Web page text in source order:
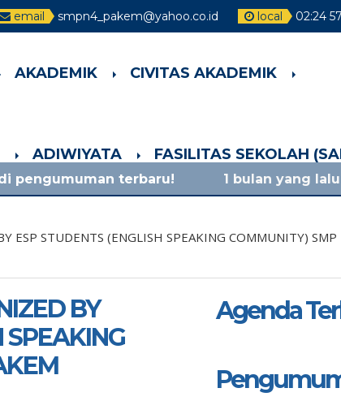
email smpn4_pakem@yahoo.co.id local 02:24 59
AKADEMIK CIVITAS AKADEMIK
ADIWIYATA FASILITAS SEKOLAH
terbaru! 1 bulan yang lalu/ materi
ESP STUDENTS (ENGLISH SPEAKING COMMUNITY)
BY
SPEAKING
Agenda